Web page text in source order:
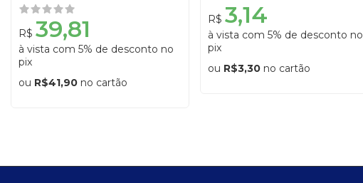
R$ 39,81
à vista com 5% de desconto no
pix
ou R$41,90 no cartão
R$ 3,14
à vista com 5% de desconto no
pix
ou R$3,30no cartão